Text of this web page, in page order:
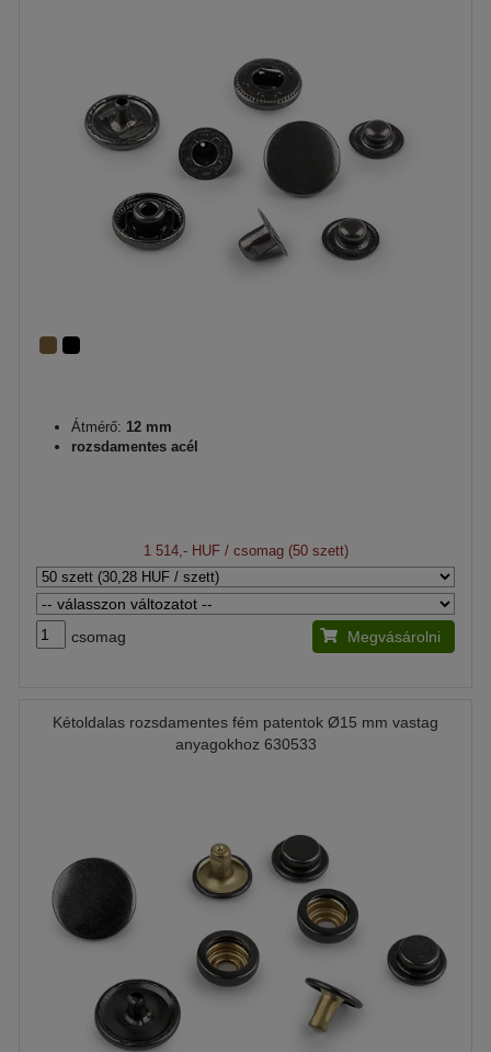
Átmérő: 12 mm
rozsdamentes acél
1 514,- HUF/ csomag (50 szett)
csomag Megvásárolni
Kétoldalas rozsdamentes fém patentok Ø15 mm vastag
anyagokhoz 630533